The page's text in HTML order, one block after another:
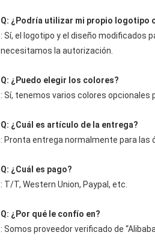
Q: ¿Podría utilizar mi propio logotipo
: Sí, el logotipo y el diseño modificados
necesitamos la autorización.
Q: ¿Puedo elegir los colores?
: Sí, tenemos varios colores opcionales
Q: ¿Cuál es artículo de la entrega?
: Pronta entrega normalmente para las
Q: ¿Cuál es pago?
: T/T, Western Union, Paypal, etc.
Q: ¿Por qué le confío en?
: Somos proveedor verificado de